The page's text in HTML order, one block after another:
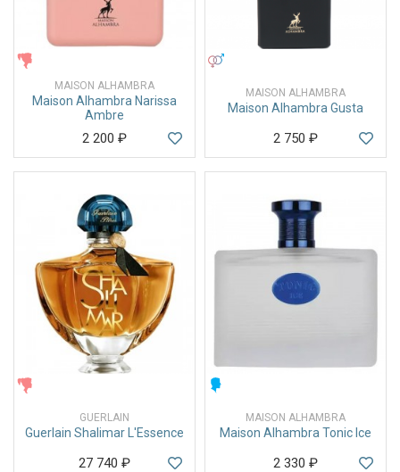
MAISON ALHAMBRA
Maison Alhambra Narissa
Ambre
2 200 ₽
MAISON ALHAMBRA
Maison Alhambra Gusta
2 750 ₽
GUERLAIN
Guerlain Shalimar L'Essence
27 740 ₽
MAISON ALHAMBRA
Maison Alhambra Tonic Ice
2 330 ₽